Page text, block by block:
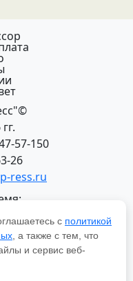
57-150
26
ress.ru
край
22
персональных
с политикой
, а также с тем, что
и сервис веб-